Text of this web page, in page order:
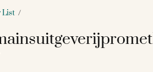
List /